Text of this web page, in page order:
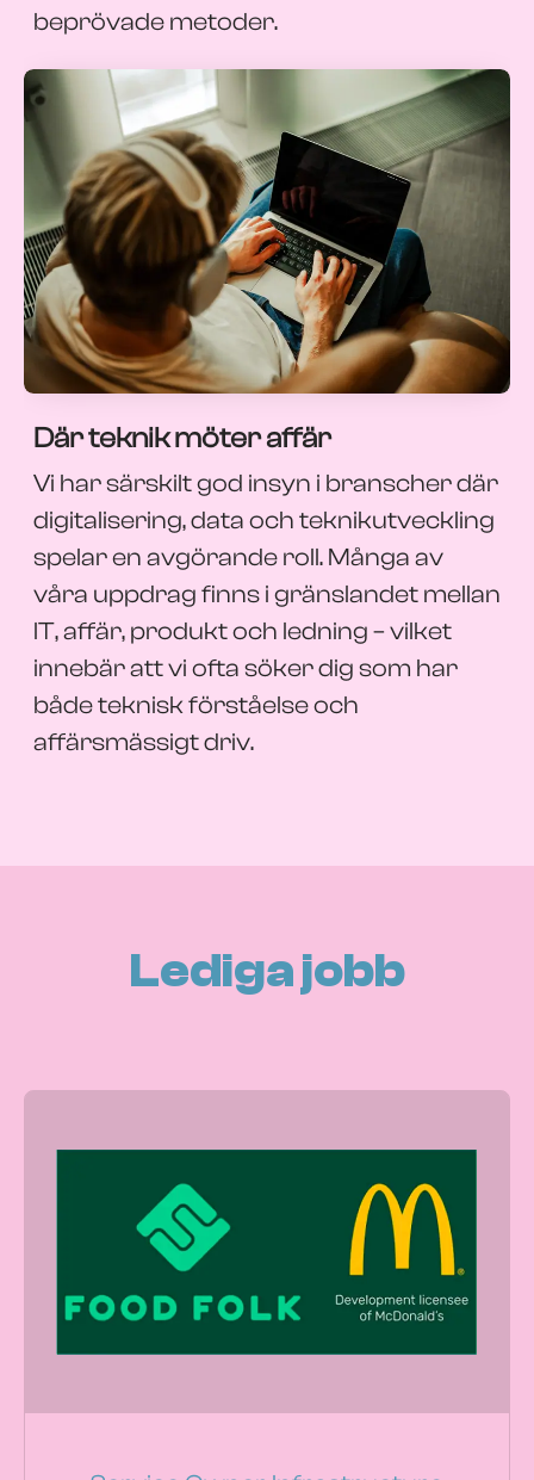
beprövade metoder.
Där teknik möter affär
Vi har särskilt god insyn i branscher där
digitalisering, data och teknikutveckling
spelar en avgörande roll. Många av
våra uppdrag finns i gränslandet mellan
IT, affär, produkt och ledning – vilket
innebär att vi ofta söker dig som har
både teknisk förståelse och
affärsmässigt driv.
Lediga jobb